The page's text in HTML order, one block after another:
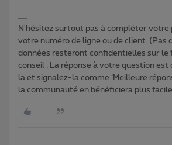
N'hésitez surtout pas à compléter votre
votre numéro de ligne ou de client. (Pas
données resteront confidentielles sur le
conseil : La réponse à votre question est
la et signalez-la comme ‘Meilleure
la communauté en bénéficiera plus